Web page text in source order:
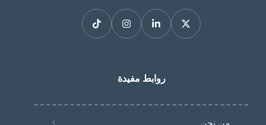
روابط مفيدة
من نحن